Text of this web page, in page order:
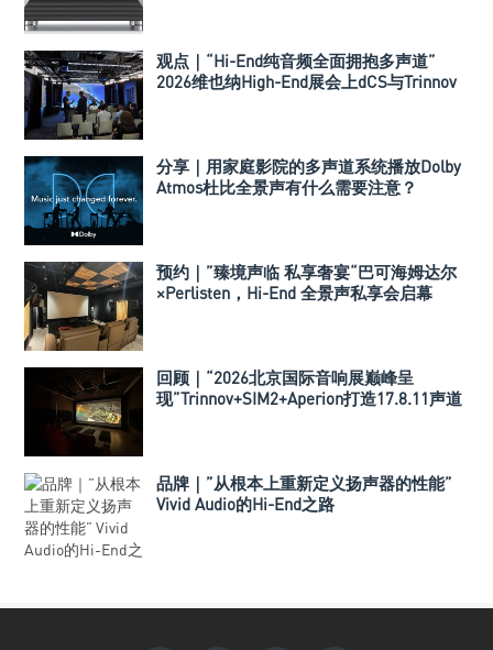
观点｜“Hi-End纯音频全面拥抱多声道”
2026维也纳High-End展会上dCS与Trinnov
分享｜用家庭影院的多声道系统播放Dolby
Atmos杜比全景声有什么需要注意？
预约｜”臻境声临 私享奢宴“巴可海姆达尔
×Perlisten，Hi-End 全景声私享会启幕
回顾｜“2026北京国际音响展巅峰呈
现”Trinnov+SIM2+Aperion打造17.8.11声道
品牌｜”从根本上重新定义扬声器的性能”
Vivid Audio的Hi-End之路